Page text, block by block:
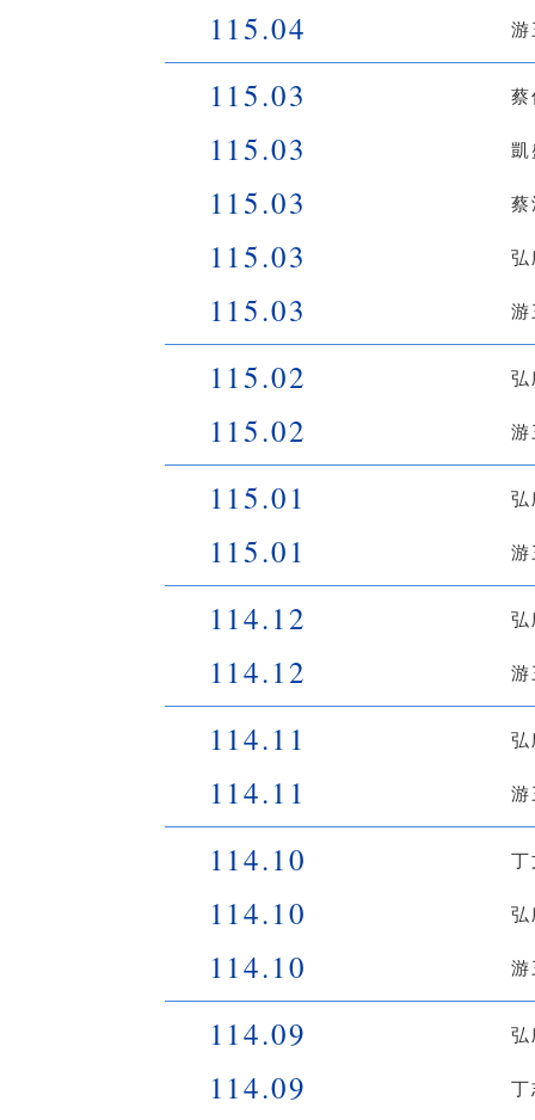
115.04
115.03
115.03
115.03
115.03
115.03
115.02
115.02
115.01
115.01
114.12
114.12
114.11
114.11
114.10
114.10
114.10
114.09
114.09